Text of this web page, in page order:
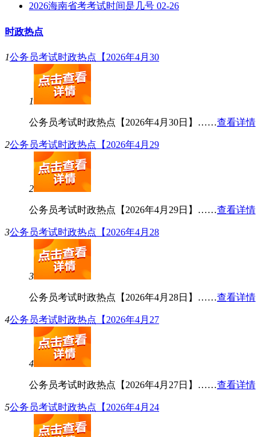
2026海南省考考试时间是几号 02-26
时政热点
1公务员考试时政热点【2026年4月30
1
公务员考试时政热点【2026年4月30日】……查看详情
2公务员考试时政热点【2026年4月29
2
公务员考试时政热点【2026年4月29日】……查看详情
3公务员考试时政热点【2026年4月28
3
公务员考试时政热点【2026年4月28日】……查看详情
4公务员考试时政热点【2026年4月27
4
公务员考试时政热点【2026年4月27日】……查看详情
5公务员考试时政热点【2026年4月24